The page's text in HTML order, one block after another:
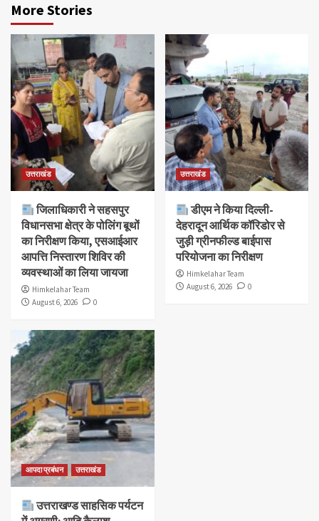
More Stories
उत्तराखंड
जिलाधिकारी ने सहसपुर
विधानसभा क्षेत्र के पोलिंग बूथों
का निरीक्षण किया, एसआईआर
आपत्ति निस्तारण शिविर की
व्यवस्थाओं का लिया जायजा
Himkelahar Team
August 6, 2026
0
उत्तराखंड
डीएम ने किया दिल्ली-
देहरादून आर्थिक कॉरिडोर से
जुड़ी ग्रीनफील्ड बाईपास
परियोजना का निरीक्षण
Himkelahar Team
August 6, 2026
0
आपदा प्रबंधन उत्तराखंड
उत्तराखण्ड साहसिक पर्यटन